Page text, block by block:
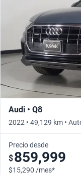
Audi • Q8
2022 • 49,129 km •
Precio desde
$859,999
$15,290 /mes*